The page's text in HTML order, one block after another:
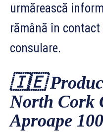
urmărească
rămână în
consulare.
🇮🇪
North Cork
Aproape